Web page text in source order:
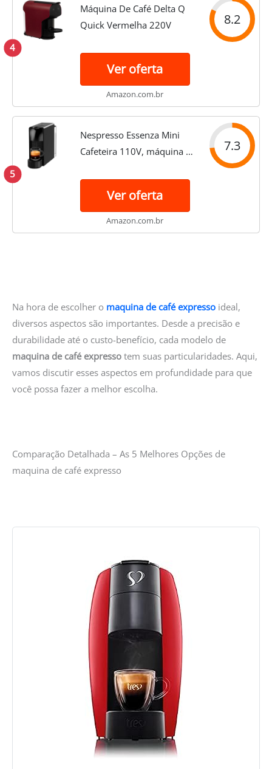
4
Máquina De Café Delta Q
Quick Vermelha 220V
8.2
Ver oferta
Amazon.com.br
5
Nespresso Essenza Mini
Cafeteira 110V, máquina de
para casa, máquina de
cápsula/cápsula elétrica
automática (preta)
7.3
Ver oferta
Amazon.com.br
Na hora de escolher o maquina de café expresso ideal,
diversos aspectos são importantes. Desde a precisão e
durabilidade até o custo-benefício, cada modelo de
maquina de café expresso tem suas particularidades. Aqui,
vamos discutir esses aspectos em profundidade para que
você possa fazer a melhor escolha.
Comparação Detalhada – As 5 Melhores Opções de
maquina de café expresso